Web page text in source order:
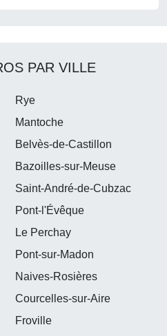
PAR VILLE
Rye
Mantoche
Belvès-de-Castillon
Bazoilles-sur-Meuse
Saint-André-de-Cubzac
Pont-l'Évêque
Le Perchay
Pont-sur-Madon
Naives-Rosières
Courcelles-sur-Aire
Froville